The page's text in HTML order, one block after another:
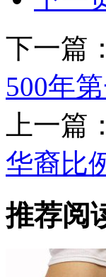
下一篇：
500年
上一篇：
华裔比
推荐阅